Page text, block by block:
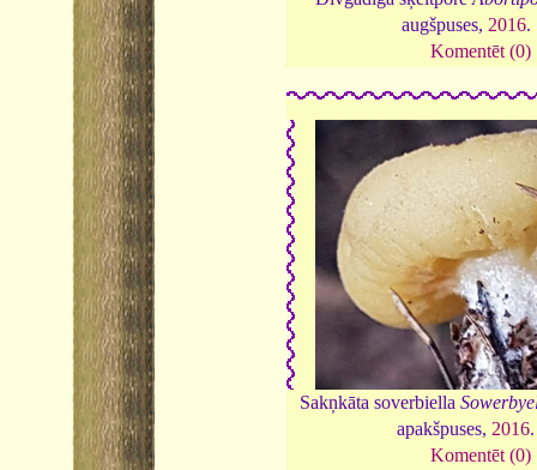
augšpuses, 2016.
Komentēt (0)
Sakņkāta soverbiella
apakšpuses, 2016
Komentēt (0)